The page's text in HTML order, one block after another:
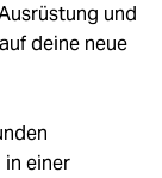
und
deine neue
in einer